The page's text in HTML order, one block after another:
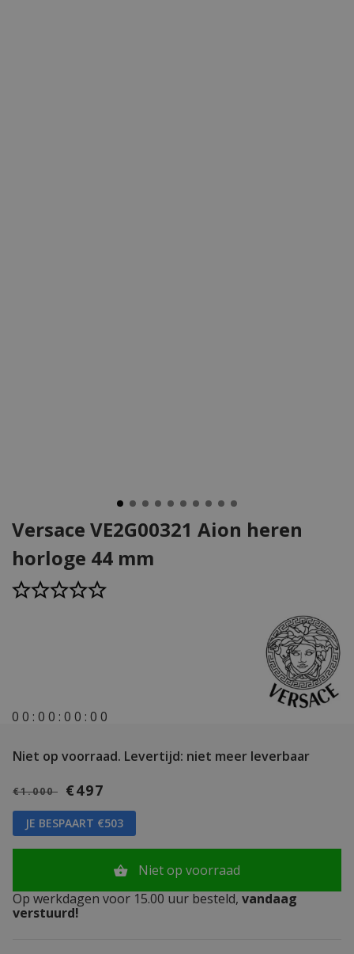
Versace VE2G00321 Aion heren
horloge 44 mm
0 0 : 0 0 : 0 0 : 0 0
Niet op voorraad. Levertijd: niet meer leverbaar
€1.000 €497
JE BESPAART €503
Niet op voorraad
Op werkdagen voor 15.00 uur besteld, vandaag
verstuurd!